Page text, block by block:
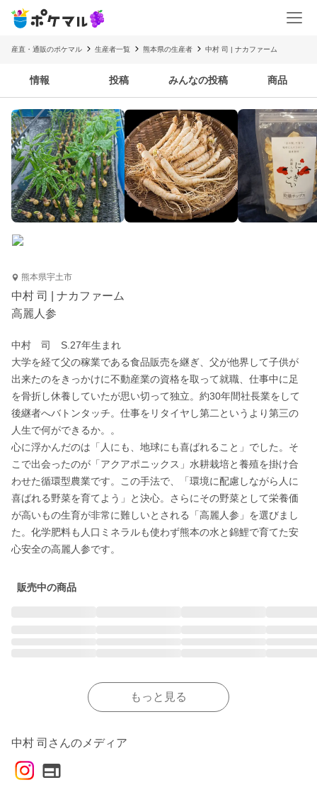
産直・通販のポケマル 生産者一覧 熊本県の生産者 中村 司 | ナカファーム
情報 投稿 みんなの投稿 商品
熊本県宇土市
中村 司 | ナカファーム
高麗人参
中村　司　S.27年生まれ
大学を経て父の稼業である食品販売を継ぎ、父が他界して子供が
出来たのをきっかけに不動産業の資格を取って就職、仕事中に足
を骨折し休養していたが思い切って独立。約30年間社長業をして
後継者へバトンタッチ。仕事をリタイヤし第二というより第三の
人生で何ができるか。。
心に浮かんだのは「人にも、地球にも喜ばれること」でした。そ
こで出会ったのが「アクアポニックス」水耕栽培と養殖を掛け合
わせた循環型農業です。この手法で、「環境に配慮しながら人に
喜ばれる野菜を育てよう」と決心。さらにその野菜として栄養価
が高いもの生育が非常に難しいとされる「高麗人参」を選びまし
た。化学肥料も人口ミネラルも使わず熊本の水と錦鯉で育てた安
心安全の高麗人参です。
販売中の商品
もっと見る
中村 司さんのメディア